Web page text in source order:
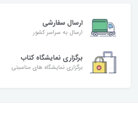
ارسال سفارشی
ارسال به سراسر کشور
برگزاری نمایشگاه کتاب
برگزاری نمایشگاه های مناسبتی